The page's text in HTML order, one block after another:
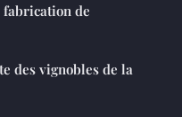
de
des vignobles de la